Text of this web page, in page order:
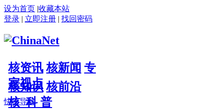
设为首页 |收藏本站
登录 | 立即注册 | 找回密码
核资讯 核新闻 专
家视点
核知识 核前沿
核 科 普
快捷导航